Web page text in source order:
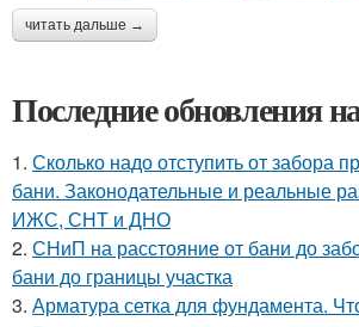
читать дальше →
Последние обновления
1. Сколько надо отступить от забора
бани. Законодательные и реальные
ИЖС, СНТ и ДНО
2. СНиП на расстояние от бани до
бани до границы участка
3. Арматура сетка для фундамента.